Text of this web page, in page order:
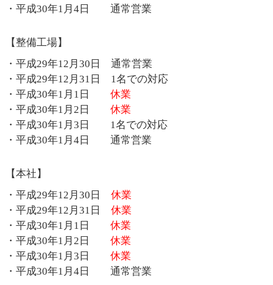
・平成30年1月4日 通常営業
【整備工場】
・平成29年12月30日 通常営業
・平成29年12月31日 1名での対応
・平成30年1月1日 休業
・平成30年1月2日 休業
・平成30年1月3日 1名での対応
・平成30年1月4日 通常営業
【本社】
・平成29年12月30日 休業
・平成29年12月31日 休業
・平成30年1月1日 休業
・平成30年1月2日 休業
・平成30年1月3日 休業
・平成30年1月4日 通常営業